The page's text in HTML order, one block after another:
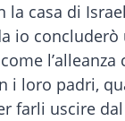
la casa di
io concluderò
l’alleanza
i loro padri,
farli uscire